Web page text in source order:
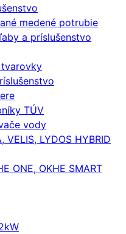
medené potrubie
a príslušenstvo
TÚV
vody
VELIS, LYDOS HYBRID
ONE, OKHE SMART